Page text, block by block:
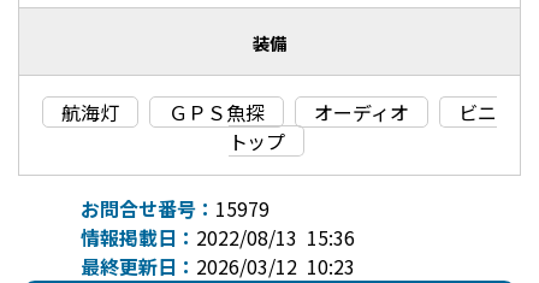
装備
航海灯 ＧＰＳ魚探 オーディオ
ビニ
トップ
お問合せ番号： 15979
情報掲載日： 2022/08/13 15:36
最終更新日： 2026/03/12 10:23